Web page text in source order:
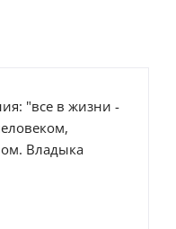
"все в жизни -
Владыка